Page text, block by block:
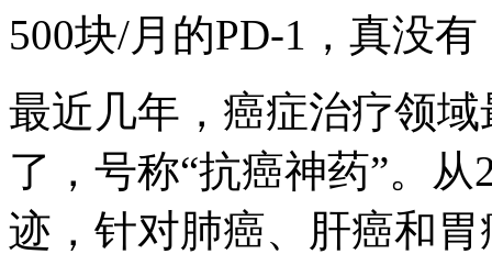
500块/月的PD-1，真没有
最近几年，癌症治疗领
了，号称“抗癌神药”。
迹，针对肺癌、肝癌和